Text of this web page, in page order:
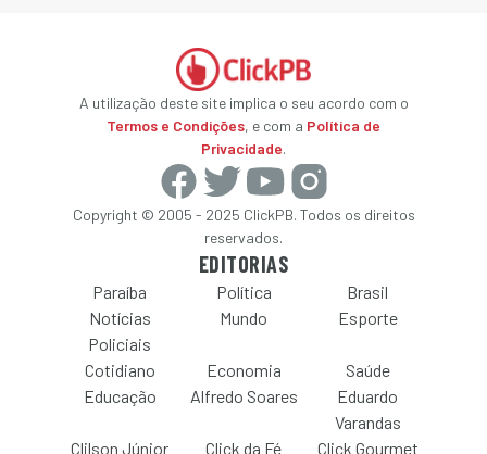
A utilização deste site implica o seu acordo com o
Termos e Condições, e com a Política de
Privacidade.
Copyright © 2005 - 2025 ClickPB. Todos os direitos
reservados.
EDITORIAS
Paraíba Política
Brasil
Notícias
Policiais
Mundo Esporte
Cotidiano Economia
Saúde
Educação
Alfredo Soares
Eduardo
Varandas
Clilson Júnior
Click da Fé Click Gourmet